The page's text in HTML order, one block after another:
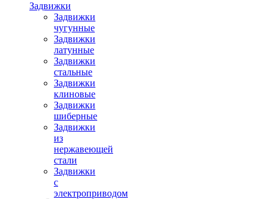
Задвижки
Задвижки
чугунные
Задвижки
латунные
Задвижки
стальные
Задвижки
клиновые
Задвижки
шиберные
Задвижки
из
нержавеющей
стали
Задвижки
с
электроприводом